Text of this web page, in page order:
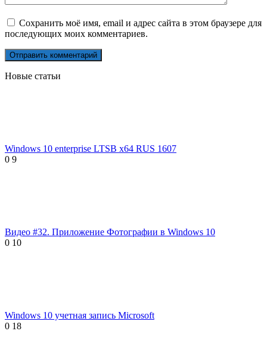
Сохранить моё имя, email и адрес сайта в этом браузере для
последующих моих комментариев.
Новые статьи
Windows 10 enterprise LTSB x64 RUS 1607
0 9
Видео #32. Приложение Фотографии в Windows 10
0 10
Windows 10 учетная запись Microsoft
0 18